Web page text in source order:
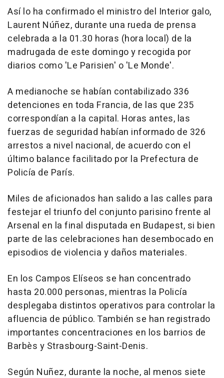
Así lo ha confirmado el ministro del Interior galo,
Laurent Núñez, durante una rueda de prensa
celebrada a la 01.30 horas (hora local) de la
madrugada de este domingo y recogida por
diarios como 'Le Parisien' o 'Le Monde'.
A medianoche se habían contabilizado 336
detenciones en toda Francia, de las que 235
correspondían a la capital. Horas antes, las
fuerzas de seguridad habían informado de 326
arrestos a nivel nacional, de acuerdo con el
último balance facilitado por la Prefectura de
Policía de París.
Miles de aficionados han salido a las calles para
festejar el triunfo del conjunto parisino frente al
Arsenal en la final disputada en Budapest, si bien
parte de las celebraciones han desembocado en
episodios de violencia y daños materiales.
En los Campos Elíseos se han concentrado
hasta 20.000 personas, mientras la Policía
desplegaba distintos operativos para controlar la
afluencia de público. También se han registrado
importantes concentraciones en los barrios de
Barbès y Strasbourg-Saint-Denis.
Según Nuñez, durante la noche, al menos siete